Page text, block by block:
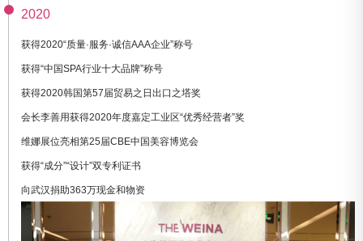
2020
获得2020“质量·服务·诚信AAA企业”称号
获得“中国SPA行业十大品牌”称号
获得2020韩国第57届贸易之日出口之塔奖
会长李善用获得2020年度嘉定工业区“优秀经营者”奖
维娜展位亮相第25届CBE中国美容博览会
获得“成分”“设计”双专利证书
向武汉捐助363万现金和物资